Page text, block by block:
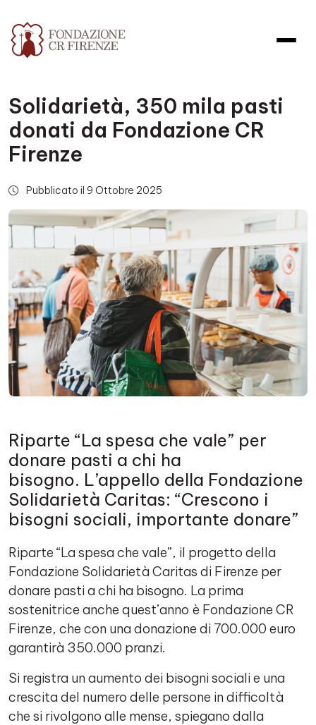
Solidarietà, 350 mila pasti
donati da Fondazione CR
Firenze
Pubblicato il 9 Ottobre 2025
Riparte “La spesa che vale” per
donare pasti a chi ha
bisogno. L’appello della Fondazione
Solidarietà Caritas: “Crescono i
bisogni sociali, importante donare”
Riparte “La spesa che vale”, il progetto della
Fondazione Solidarietà Caritas di Firenze per
donare pasti a chi ha bisogno. La prima
sostenitrice anche quest’anno è Fondazione CR
Firenze, che con una donazione di 700.000 euro
garantirà 350.000 pranzi.
Si registra un aumento dei bisogni sociali e una
crescita del numero delle persone in difficoltà
che si rivolgono alle mense, spiegano dalla